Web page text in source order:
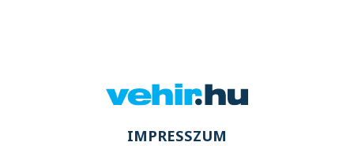
IMPRESSZUM